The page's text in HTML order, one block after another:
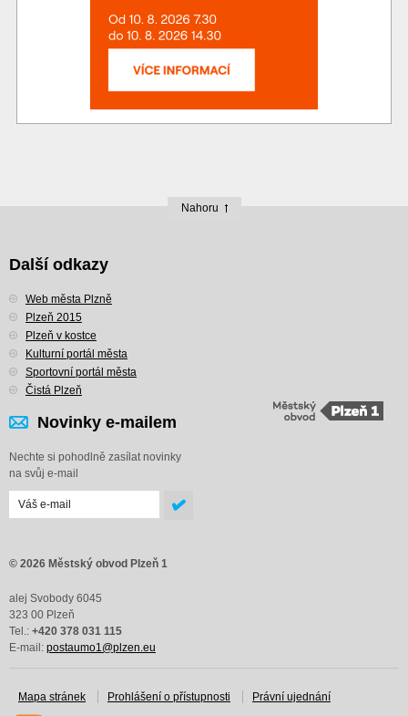
Nahoru
Další odkazy
Web města Plzně
Plzeň 2015
Plzeň v kostce
Kulturní portál města
Sportovní portál města
Čistá Plzeň
Novinky e-mailem
Nechte si pohodlně zasílat novinky
na svůj e-mail
© 2026 Městský obvod Plzeň 1
alej Svobody 6045
323 00 Plzeň
Tel.: +420 378 031 115
E-mail: postaumo1@plzen.eu
Mapa stránek Prohlášení o přístupnosti Právní ujednání